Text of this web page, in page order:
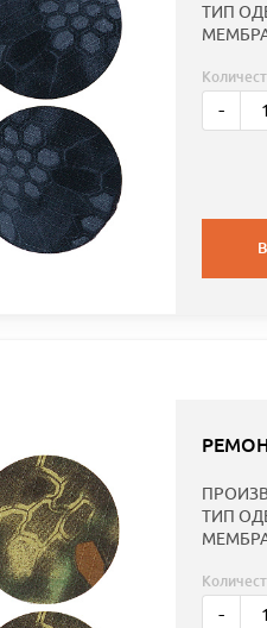
ТИП
-
ТИП
-